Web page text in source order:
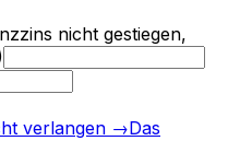
nicht gestiegen,
verlangen →Das